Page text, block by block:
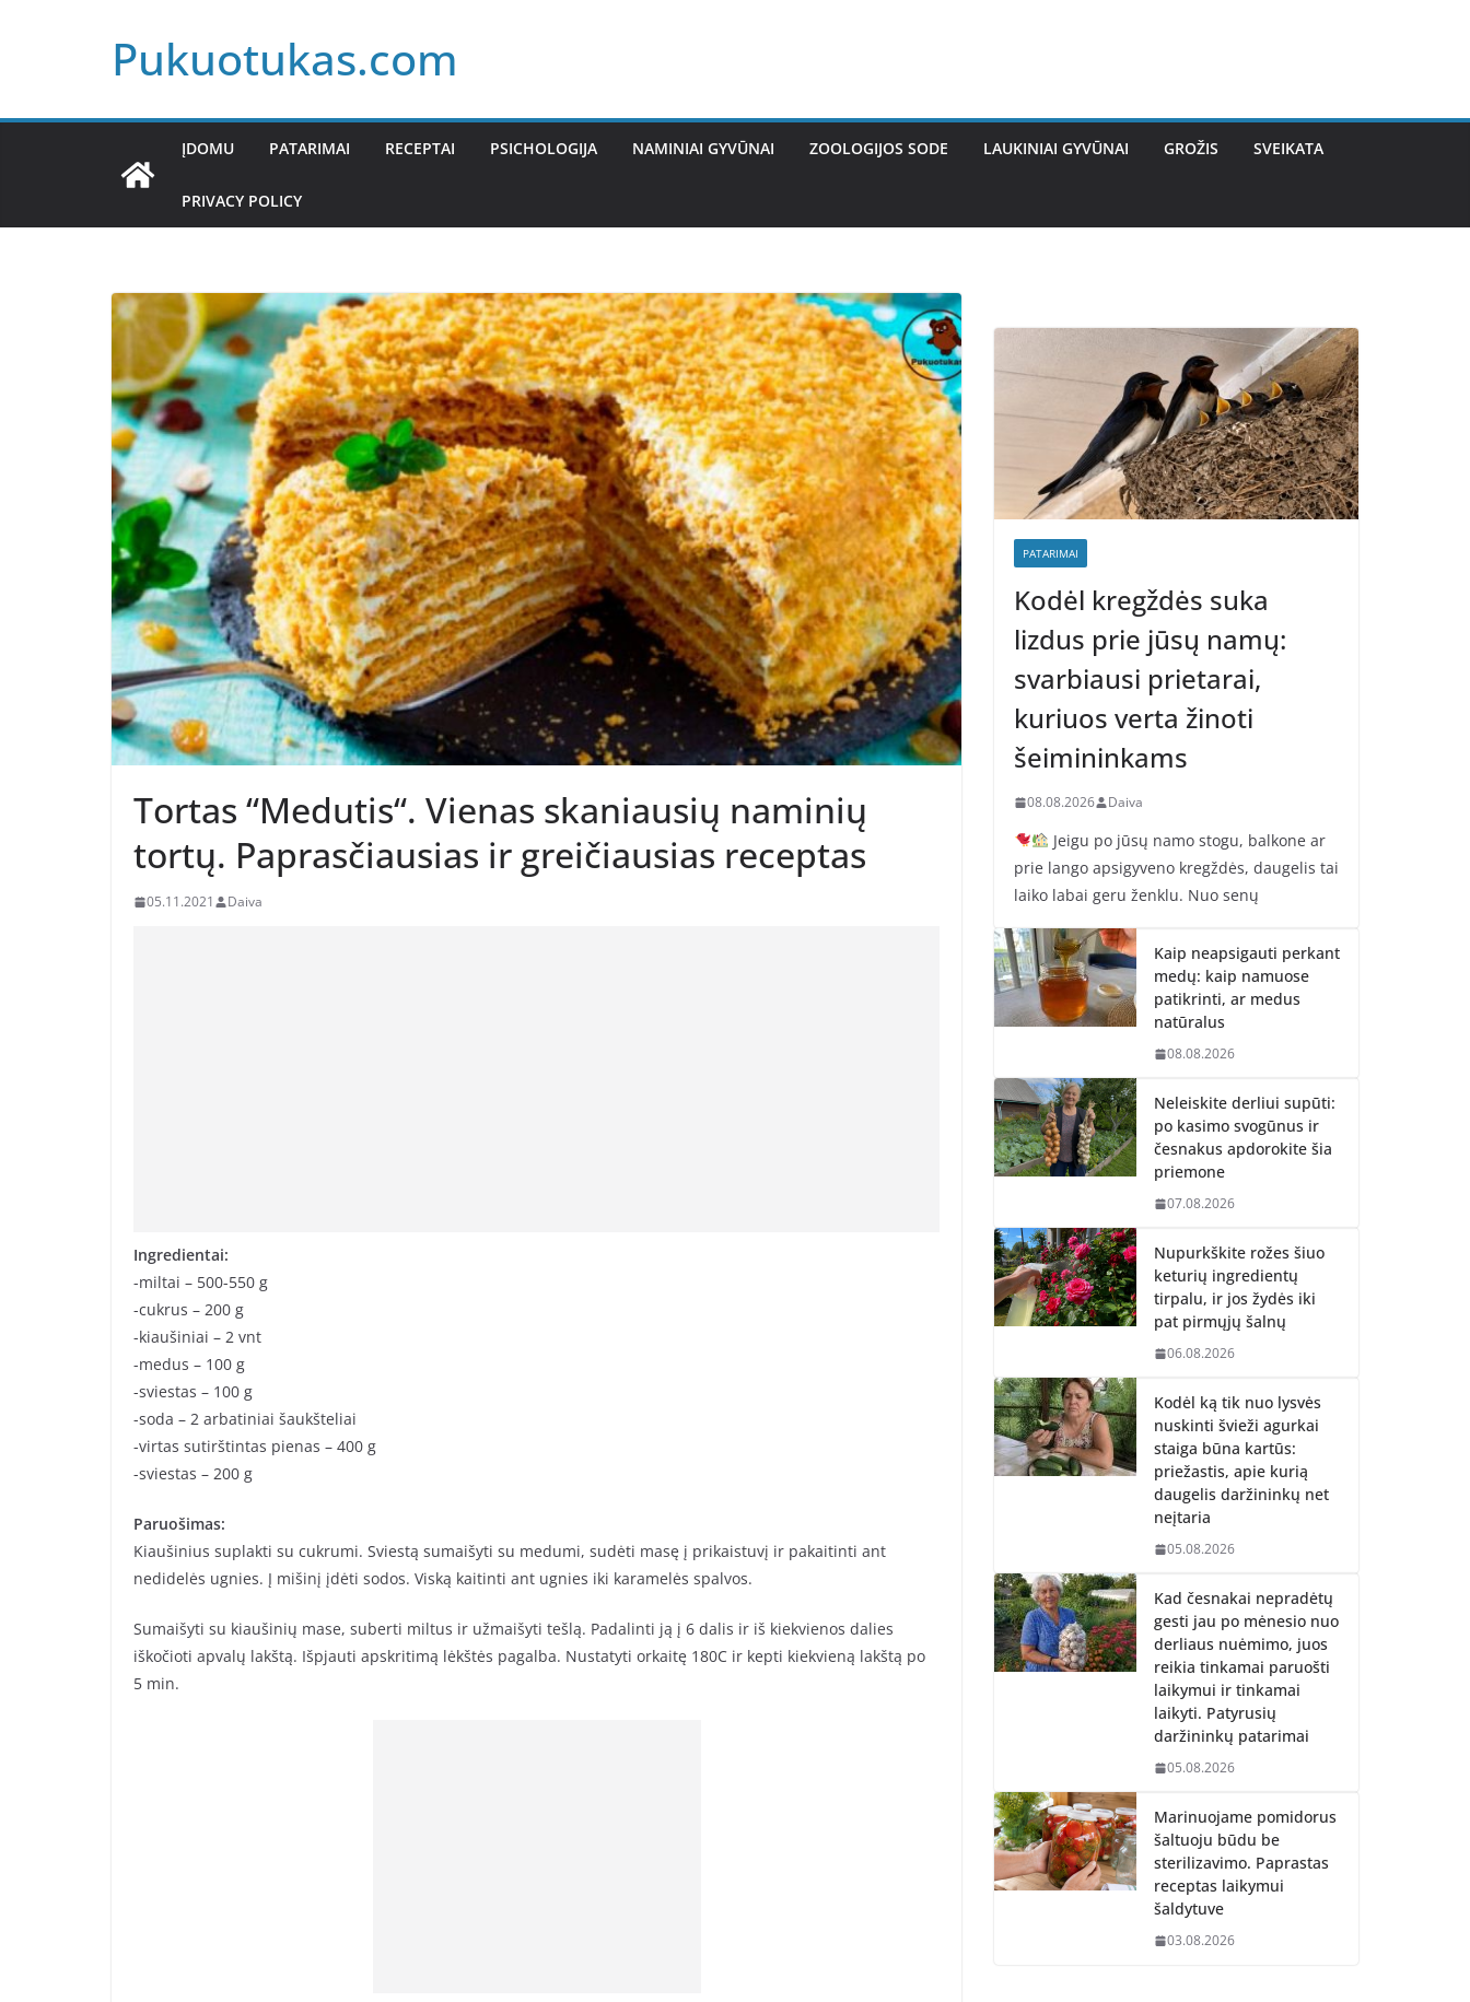
Pukuotukas.com
ĮDOMU PATARIMAI RECEPTAI PSICHOLOGIJA NAMINIAI GYVŪNAI ZOOLOGIJOS SODE LAUKINIAI GYVŪNAI GROŽIS SVEIKATA
PRIVACY POLICY
Tortas “Medutis“. Vienas skaniausių naminių
tortų. Paprasčiausias ir greičiausias receptas
05.11.2021 Daiva
Ingredientai:
-miltai – 500-550 g
-cukrus – 200 g
-kiaušiniai – 2 vnt
-medus – 100 g
-sviestas – 100 g
-soda – 2 arbatiniai šaukšteliai
-virtas sutirštintas pienas – 400 g
-sviestas – 200 g
Paruošimas:
Kiaušinius suplakti su cukrumi. Sviestą sumaišyti su medumi, sudėti masę į prikaistuvį ir pakaitinti ant
nedidelės ugnies. Į mišinį įdėti sodos. Viską kaitinti ant ugnies iki karamelės spalvos.
Sumaišyti su kiaušinių mase, suberti miltus ir užmaišyti tešlą. Padalinti ją į 6 dalis ir iš kiekvienos dalies
iškočioti apvalų lakštą. Išpjauti apskritimą lėkštės pagalba. Nustatyti orkaitę 180C ir kepti kiekvieną lakštą po
5 min.
PATARIMAI
Kodėl kregždės suka
lizdus prie jūsų namų:
svarbiausi prietarai,
kuriuos verta žinoti
šeimininkams
08.08.2026 Daiva
Jeigu po jūsų namo stogu, balkone ar
prie lango apsigyveno kregždės, daugelis tai
laiko labai geru ženklu. Nuo senų
Kaip neapsigauti perkant
medų: kaip namuose
patikrinti, ar medus
natūralus
08.08.2026
Neleiskite derliui supūti:
po kasimo svogūnus ir
česnakus apdorokite šia
priemone
07.08.2026
Nupurkškite rožes šiuo
keturių ingredientų
tirpalu, ir jos žydės iki
pat pirmųjų šalnų
06.08.2026
Kodėl ką tik nuo lysvės
nuskinti švieži agurkai
staiga būna kartūs:
priežastis, apie kurią
daugelis daržininkų net
neįtaria
05.08.2026
Kad česnakai nepradėtų
gesti jau po mėnesio nuo
derliaus nuėmimo, juos
reikia tinkamai paruošti
laikymui ir tinkamai
laikyti. Patyrusių
daržininkų patarimai
05.08.2026
Marinuojame pomidorus
šaltuoju būdu be
sterilizavimo. Paprastas
receptas laikymui
šaldytuve
03.08.2026